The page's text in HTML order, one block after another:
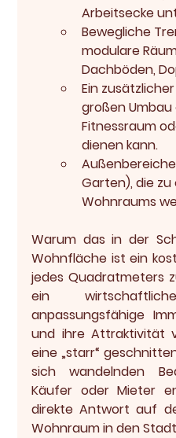
Arbeitsecke
Bewegliche
modulare
Dachböden,
Ein
großen Umbau
Fitnessraum
dienen kann.
Garten), die
Wohnraums
Wohnfläche ist ein
jedes Quadratmeters
ein
anpassungsfähige
und ihre Attraktivität
eine „starr“
sich wandelnden
Käufer oder Mieter
direkte Antwort auf
Wohnraum in den